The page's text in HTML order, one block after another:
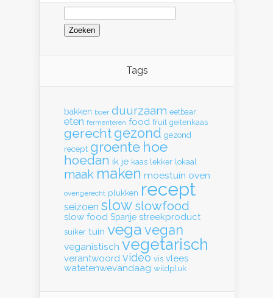
Zoeken
naar:
Tags
bakken boer duurzaam eetbaar
eten fermenteren food fruit geitenkaas
gerecht gezond gezond
recept groente hoe
hoedan ik je kaas lekker lokaal
maak maken moestuin oven
ovengerecht plukken recept
seizoen slow slowfood
slow food Spanje streekproduct
suiker tuin vega vegan
veganistisch vegetarisch
verantwoord video vis vlees
watetenwevandaag wildpluk